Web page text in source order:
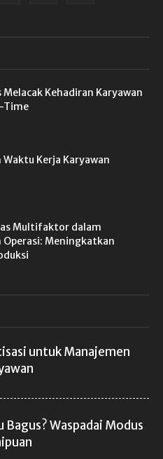
Melacak Kehadiran Karyawan
Time
Kerja Karyawan
Multifaktor dalam
Operasi: Meningkatkan
untuk Manajemen
Waspadai Modus